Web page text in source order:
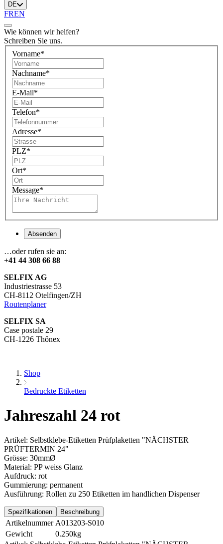
DE
FREN
Wie können wir helfen?
Schreiben Sie uns.
Vorname*
Nachname*
E-Mail*
Telefon*
Adresse*
PLZ*
Ort*
Message*
Absenden
…oder rufen sie an:
+41 44 308 66 88
SELFIX AG
Industriestrasse 53
CH-8112 Otelfingen/ZH
Routenplaner
SELFIX SA
Case postale 29
CH-1226 Thônex
Shop
Bedruckte Etiketten
Jahreszahl 24 rot
Artikel: Selbstklebe-Etiketten Prüfplaketten "NÄCHSTER
PRÜFTERMIN 24"
Grösse: 30mmØ
Material: PP weiss Glanz
Aufdruck: rot
Gummierung: permanent
Ausführung: Rollen zu 250 Etiketten im handlichen Dispenser
Spezifikationen Beschreibung
Artikelnummer A013203-S010
Gewicht
0.250kg